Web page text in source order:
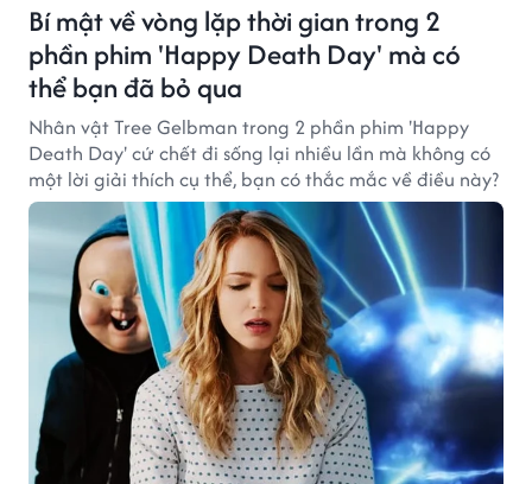
Bí mật về vòng lặp thời gian trong 2
phần phim 'Happy Death Day' mà có
thể bạn đã bỏ qua
Nhân vật Tree Gelbman trong 2 phần phim 'Happy
Death Day' cứ chết đi sống lại nhiều lần mà không có
một lời giải thích cụ thể, bạn có thắc mắc về điều này?